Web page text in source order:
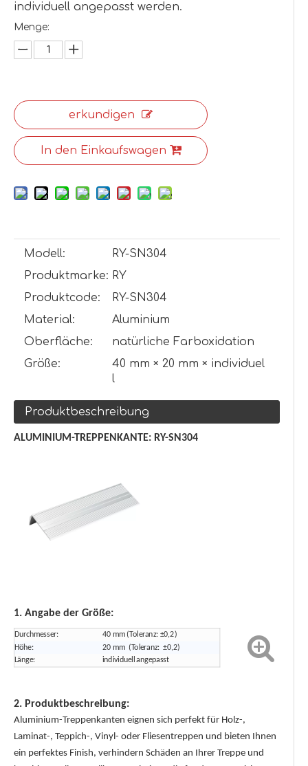
individuell angepasst werden.
Menge:
erkundigen
In den Einkaufswagen
Modell:
RY-SN304
Produktmarke: RY
Produktcode:
RY-SN304
Material:
Aluminium
Oberfläche:
natürliche Farboxidation
Größe:
40 mm × 20 mm × individuel
l
Produktbeschreibung
ALUMINIUM-TREPPENKANTE: RY-SN304
1. Angabe der Größe:
Durchmesser: 40 mm (Toleranz: ±0,2)
Höhe:
20 mm (Toleranz: ±0,2)
Länge:
individuell angepasst
2. Produktbeschreibung:
Aluminium-Treppenkanten eignen sich perfekt für Holz-,
Laminat-, Teppich-, Vinyl- oder Fliesentreppen und bieten Ihnen
ein perfektes Finish, verhindern Schäden an Ihrer Treppe und